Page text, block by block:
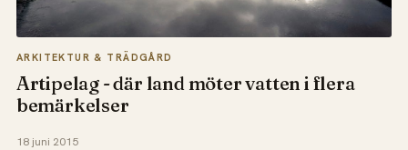
ARKITEKTUR & TRÄDGÅRD
Artipelag - där land möter vatten i flera
bemärkelser
18 juni 2015